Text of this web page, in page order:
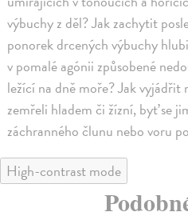
výbuchy z děl? Jak zachytit
ponorek drcených výbuchy
v pomalé agónii způsobené
ležící na dně moře? Jak
zemřeli hladem či žízní, byť se
záchranného člunu nebo voru
High-contrast mode